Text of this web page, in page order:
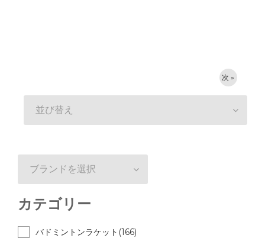
次 »
並び替え
ブランドを選択
カテゴリー
バドミントンラケット(166)